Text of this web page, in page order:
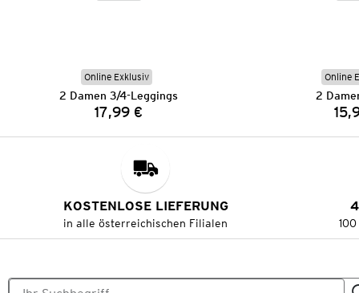
Online Exklusiv
2 Damen 3/4-Leggings
Preis:
17,99 €
Online
2
KOSTENLOSE LIEFERUNG
in alle österreichischen Filialen